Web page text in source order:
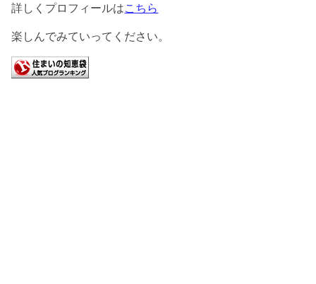
詳しくプロフィールはこちら
楽しんでみていってください。